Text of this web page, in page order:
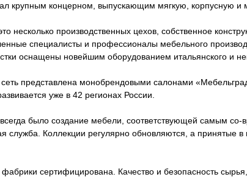
крупным концерном, выпускающим мягкую, корпусную и
несколько производственных цехов, собственное
специалисты и профессионалы мебельного
оснащены новейшим оборудованием итальянского и
представлена монобрендовыми салонами
уже в 42 регионах России.
было создание мебели, соответствующей самым
служба. Коллекции регулярно обновляются, а принятые
сертифицирована. Качество и безопасность